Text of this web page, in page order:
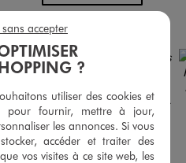
?
utiliser des cookies et
pour fournir, mettre à jour,
les annonces. Si vous
accéder et traiter des
vos visites à ce site web, les
accepter